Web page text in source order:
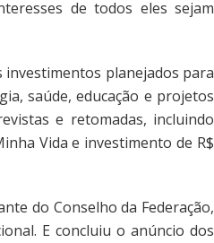
de todos eles sejam
investimentos planejados para
saúde, educação e projetos
e retomadas, incluindo
Vida e investimento de R$
do Conselho da Federação,
E concluiu o anúncio dos